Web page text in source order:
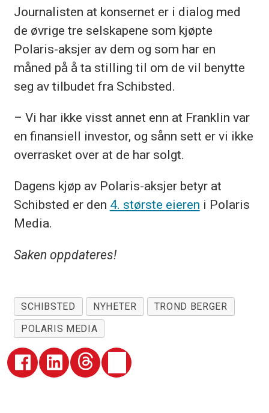
Journalisten at konsernet er i dialog med
de øvrige tre selskapene som kjøpte
Polaris-aksjer av dem og som har en
måned på å ta stilling til om de vil benytte
seg av tilbudet fra Schibsted.
– Vi har ikke visst annet enn at Franklin var
en finansiell investor, og sånn sett er vi ikke
overrasket over at de har solgt.
Dagens kjøp av Polaris-aksjer betyr at
Schibsted er den 4. største eieren i Polaris
Media.
Saken oppdateres!
SCHIBSTED NYHETER
TROND BERGER
POLARIS MEDIA